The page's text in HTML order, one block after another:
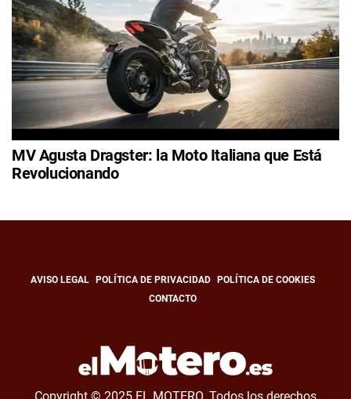
MV Agusta Dragster: la Moto Italiana que Está
Revolucionando
AVISO LEGAL POLÍTICA DE PRIVACIDAD
POLÍTICA DE COOKIES
CONTACTO